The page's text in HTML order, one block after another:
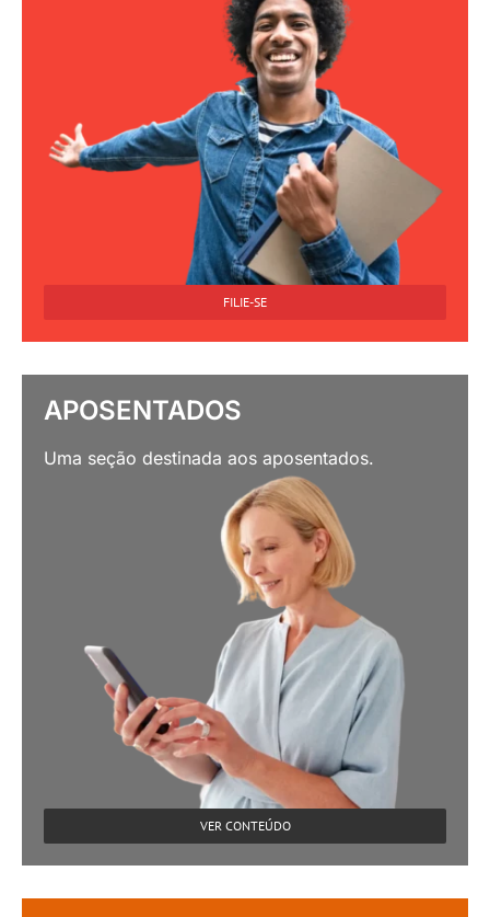
FILIE-SE
APOSENTADOS
Uma seção destinada aos aposentados.
VER CONTEÚDO